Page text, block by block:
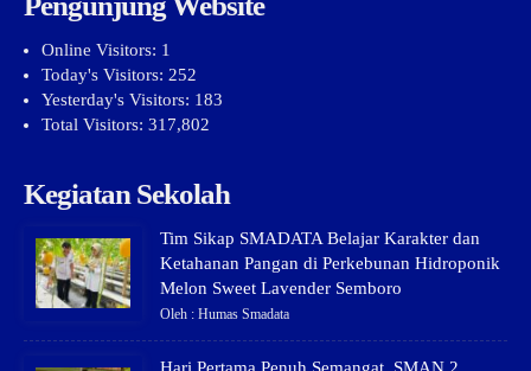
Online Visitors: 1
Today's Visitors: 252
Yesterday's Visitors: 183
Total Visitors: 317,802
Kegiatan Sekolah
Tim Sikap SMADATA Belajar Karakter dan
Ketahanan Pangan di Perkebunan Hidroponik
Melon Sweet Lavender Semboro
Oleh : Humas Smadata
Hari Pertama Penuh Semangat, SMAN 2